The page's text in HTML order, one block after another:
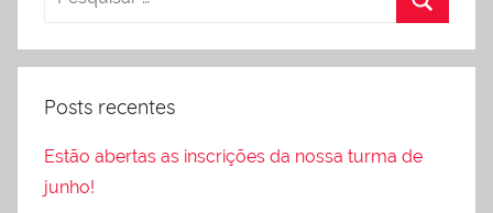
Posts recentes
Estão abertas as inscrições da nossa turma de
junho!